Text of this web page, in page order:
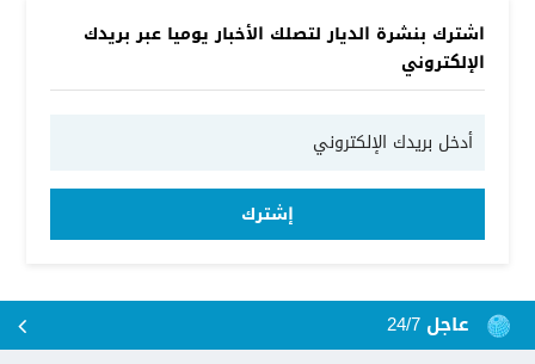
اشترك بنشرة الديار لتصلك الأخبار يوميا عبر بريدك
الإلكتروني
إشترك
عاجل 24/7